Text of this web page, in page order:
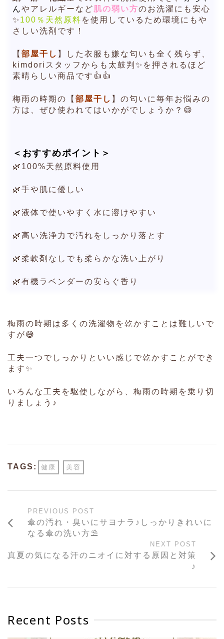
んやアレルギーなど肌の弱い方のお洗濯にも安心
✨ 100％天然原料 を使用しているため環境にもや
さしい洗剤です！
【 部屋干し 】した衣服も嫌な匂いも全く残らず、
kimdoriスタッフからも太鼓判✨を押されるほど
素晴らしい商品です👍👍
梅雨の時期の【 部屋干し 】の匂いに毎年お悩みの
方は、ぜひ使われてはいかがでしょうか？😄
＜おすすめポイント＞
🌿100%天然原料使用
🌿手や肌に優しい
🌿液体で使いやすく水に溶けやすい
🌿高い洗浄力で汚れをしっかり落とす
🌿柔軟剤なしでも柔らかな洗い上がり
🌿有機ラベンダーの安らぐ香り
梅雨の時期は多くの洗濯物を乾かすことは難しいで
すが😅
工夫一つでしっかりといい感じで乾かすことができ
ます✨
いろんな工夫を駆使しながら、梅雨の時期を乗り切
りましょう♪
TAGS: 健康 美容
PREVIOUS POST
傘の汚れ・臭いにサヨナラ♪しっかりきれいに
なる傘の洗い方⛱
NEXT POST
真夏の気になる汗のニオイに対する原因と対策
♪
Recent Posts